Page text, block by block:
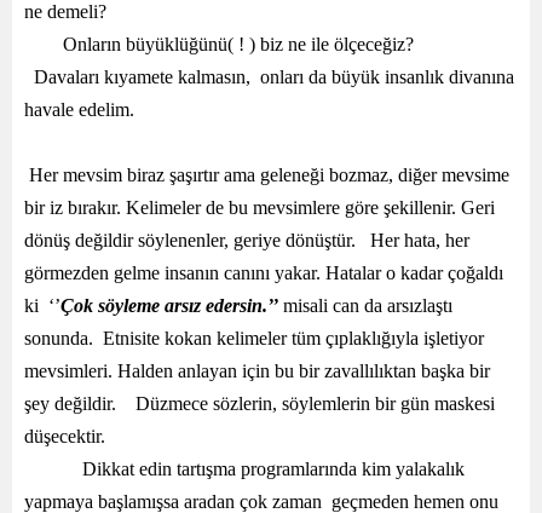
ne demeli?
Onların büyüklüğünü( ! ) biz ne ile ölçeceğiz?
Davaları kıyamete kalmasın, onları da büyük insanlık divanına
havale edelim.
Her mevsim biraz şaşırtır ama geleneği bozmaz, diğer mevsime
bir iz bırakır. Kelimeler de bu mevsimlere göre şekillenir. Geri
dönüş değildir söylenenler, geriye dönüştür. Her hata, her
görmezden gelme insanın canını yakar. Hatalar o kadar çoğaldı
ki ‘’Çok söyleme arsız edersin.’’ misali can da arsızlaştı
sonunda. Etnisite kokan kelimeler tüm çıplaklığıyla işletiyor
mevsimleri. Halden anlayan için bu bir zavallılıktan başka bir
şey değildir. Düzmece sözlerin, söylemlerin bir gün maskesi
düşecektir.
Dikkat edin tartışma programlarında kim yalakalık
yapmaya başlamışsa aradan çok zaman geçmeden hemen onu